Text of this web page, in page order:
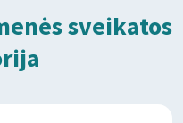
sveikatos